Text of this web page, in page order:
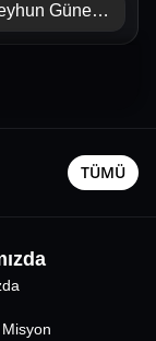
Güneş
TÜMÜ
14
Ankara